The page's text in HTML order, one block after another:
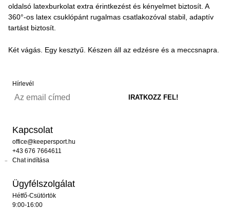
oldalsó latexburkolat extra érintkezést és kényelmet biztosít. A
360°-os latex csuklópánt rugalmas csatlakozóval stabil, adaptív
tartást biztosít.
Két vágás. Egy kesztyű. Készen áll az edzésre és a meccsnapra.
Hírlevél
Kapcsolat
office@keepersport.hu
+43 676 7664611
Chat indítása
Ügyfélszolgálat
Hétfő-Csütörtök
9:00-16:00